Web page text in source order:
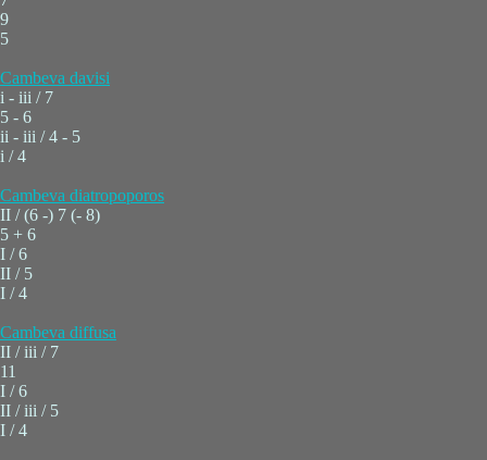
9
5
Cambeva davisi
i - iii / 7
5 - 6
ii - iii / 4 - 5
i / 4
Cambeva diatropoporos
II / (6 -) 7 (- 8)
5 + 6
I / 6
II / 5
I / 4
Cambeva diffusa
II / iii / 7
11
I / 6
II / iii / 5
I / 4